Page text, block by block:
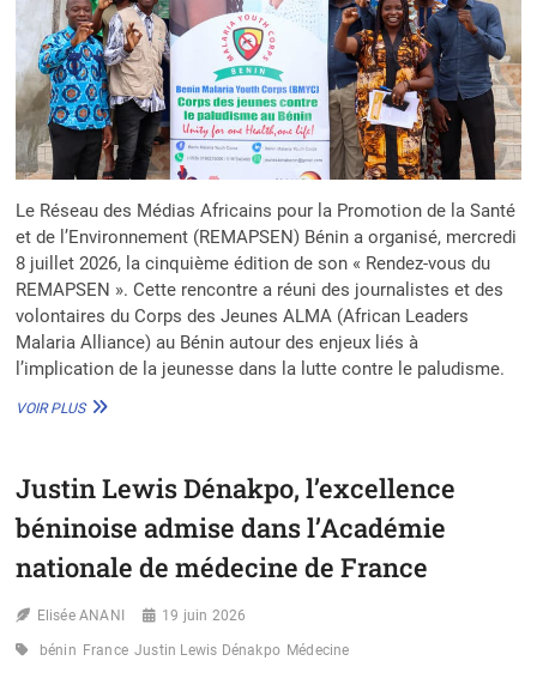
Le Réseau des Médias Africains pour la Promotion de la Santé
et de l’Environnement (REMAPSEN) Bénin a organisé, mercredi
8 juillet 2026, la cinquième édition de son « Rendez-vous du
REMAPSEN ». Cette rencontre a réuni des journalistes et des
volontaires du Corps des Jeunes ALMA (African Leaders
Malaria Alliance) au Bénin autour des enjeux liés à
l’implication de la jeunesse dans la lutte contre le paludisme.
VOIR PLUSPALUDISME
LE
DES
JEUNES
ALMA
SUR
LA
Justin Lewis Dénakpo, l’excellence
béninoise admise dans l’Académie
nationale de médecine de France
Elisée ANANI 19 juin 2026
bénin France Justin Lewis Dénakpo Médecine